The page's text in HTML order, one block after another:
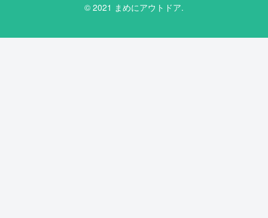
© 2021 まめにアウトドア.